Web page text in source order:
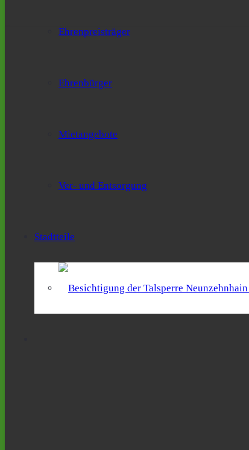
Ehrenpreisträger
Ehrenbürger
Mietangebote
Ver- und Entsorgung
Stadtteile